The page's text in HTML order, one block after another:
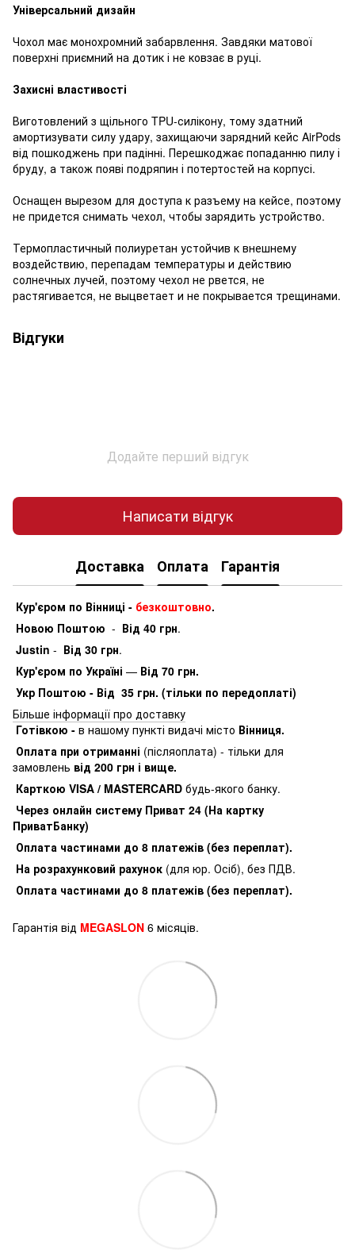
Універсальний дизайн
Чохол має монохромний забарвлення. Завдяки матової
поверхні приємний на дотик і не ковзає в руці.
Захисні властивості
Виготовлений з щільного TPU-силікону, тому здатний
амортизувати силу удару, захищаючи зарядний кейс AirPods
від пошкоджень при падінні. Перешкоджає попаданню пилу і
бруду, а також появі подряпин і потертостей на корпусі.
Оснащен вырезом для доступа к разъему на кейсе, поэтому
не придется снимать чехол, чтобы зарядить устройство.
Термопластичный полиуретан устойчив к внешнему
воздействию, перепадам температуры и действию
солнечных лучей, поэтому чехол не рвется, не
растягивается, не выцветает и не покрывается трещинами.
Відгуки
Додайте перший відгук
Написати відгук
Доставка Оплата Гарантія
Кур'єром по Вінниці - безкоштовно.
Новою Поштою - Від 40 грн.
Justin - Від 30 грн.
Кур'єром по Україні — Від 70 грн.
Укр Поштою - Від 35 грн. (тільки по передоплаті)
Більше інформації про доставку
Готівкою - в нашому пункті видачі місто Вінниця.
Оплата при отриманні (післяоплата) - тільки для
замовлень від 200 грн і вище.
Карткою VISA / MASTERCARD будь-якого банку.
Через онлайн систему Приват 24 (На картку
ПриватБанку)
Оплата частинами до 8 платежів (без переплат).
На розрахунковий рахунок (для юр. Осіб), без ПДВ.
Оплата частинами до 8 платежів (без переплат).
Гарантія від MEGASLON 6 місяців.